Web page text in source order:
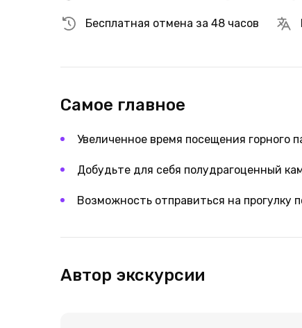
Бесплатная отмена за 48 часов
Самое главное
Увеличенное время посещения горного
Добудьте для себя полудрагоценный
Возможность отправиться на прогулку
Автор экскурсии